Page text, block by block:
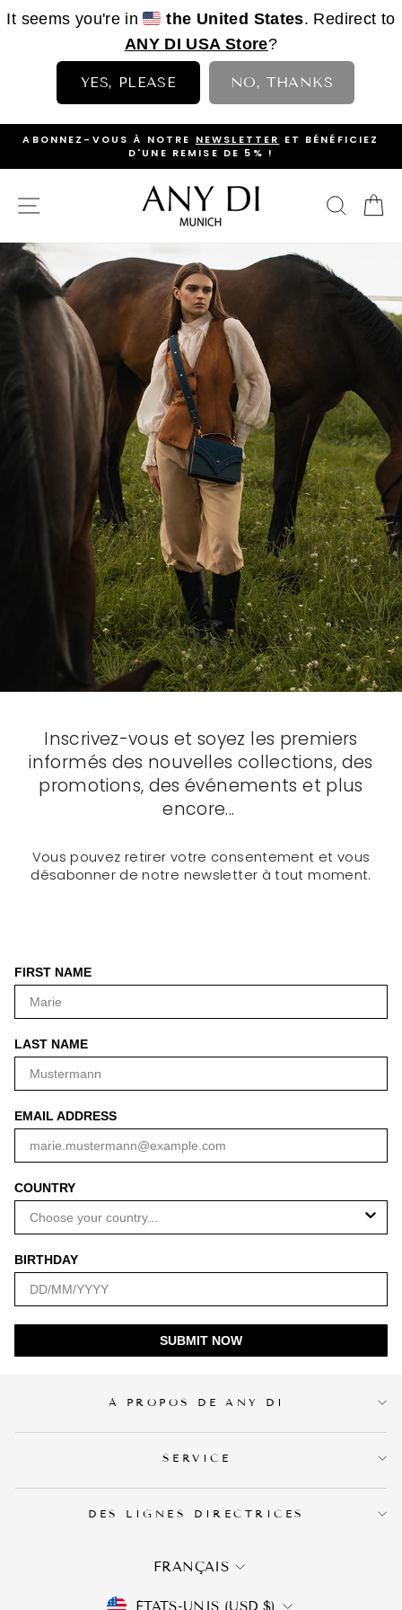
It seems you're in the United States. Redirect to
ANY DI USA Store?
YES, PLEASE NO, THANKS
Passer
contenu
DIAPORAMA
ABONNEZ-VOUS À NOTRE NEWSLETTER ET BÉNÉFICIEZ
D'UNE REMISE DE 5% !
NAVIGATION
Inscrivez-vous et soyez les premiers
informés des nouvelles collections, des
promotions, des événements et plus
encore...
Vous pouvez retirer votre consentement et vous
désabonner de notre newsletter à tout moment.
FIRST NAME
LAST NAME
EMAIL ADDRESS
COUNTRY
BIRTHDAY
SUBMIT NOW
À PROPOS DE ANY DI
SERVICE
DES LIGNES DIRECTRICES
LANGUE
FRANÇAIS
DEVISEÉTATS-UNIS (USD $)